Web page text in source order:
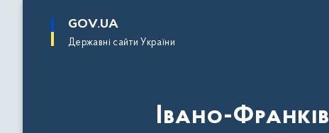
основного
GOV.UA
Державні сайти України
Івано-